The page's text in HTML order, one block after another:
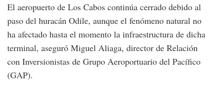
El aeropuerto de Los Cabos continúa cerrado debido al
paso del huracán Odile, aunque el fenómeno natural no
ha afectado hasta el momento la infraestructura de dicha
terminal, aseguró Miguel Aliaga, director de Relación
con Inversionistas de Grupo Aeroportuario del Pacífico
(GAP).